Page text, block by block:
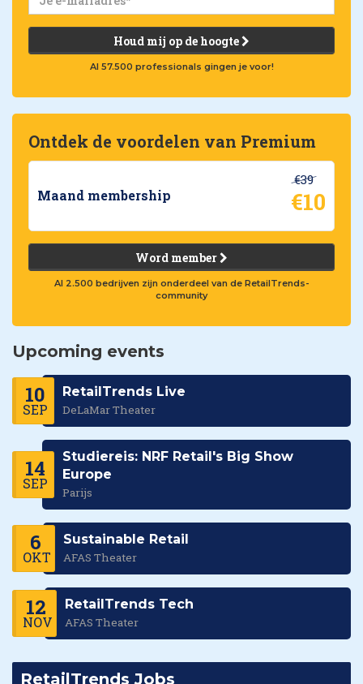
Houd mij op de hoogte
Al 57.500 professionals gingen je voor!
Ontdek de voordelen van Premium
Maand membership
€39
€10
Word member
Al 2.500 bedrijven zijn onderdeel van de RetailTrends-
community
Upcoming events
10
SEP
RetailTrends Live
DeLaMar Theater
14
SEP
Studiereis: NRF Retail's Big Show
Europe
Parijs
6
OKT
Sustainable Retail
AFAS Theater
12
NOV
RetailTrends Tech
AFAS Theater
RetailTrends Jobs